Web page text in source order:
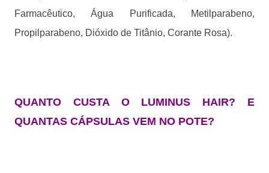
Farmacêutico, Água Purificada, Metilparabeno,
Propilparabeno, Dióxido de Titânio, Corante Rosa).
QUANTO CUSTA O LUMINUS HAIR? E
QUANTAS CÁPSULAS VEM NO POTE?